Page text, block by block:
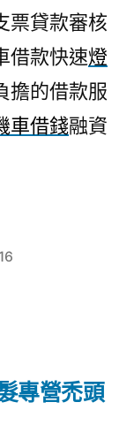
票貸款審核
借款快速燈
擔的借款服
車借錢融資
專營禿頭